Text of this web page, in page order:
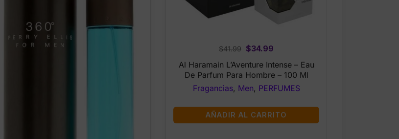
$41.99 Original
was:
$41.99.
$34.99
is:
$34.99.
Al Haramain L’Aventure Intense – Eau
De Parfum Para Hombre – 100 Ml
Fragancias, Men, PERFUMES
AÑADIR AL CARRITO